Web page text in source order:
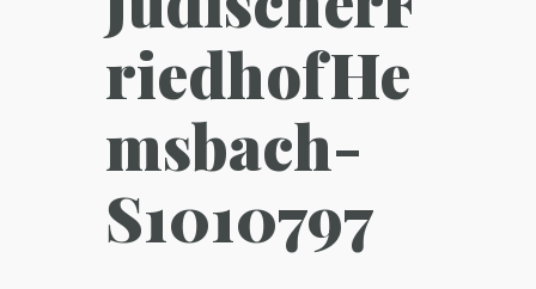
riedhofHe
msbach-
S1010797